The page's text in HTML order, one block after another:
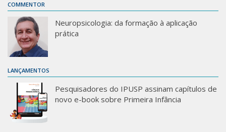
COMMENTOR
Neuropsicologia: da formação à aplicação
prática
LANÇAMENTOS
Pesquisadores do IPUSP assinam capítulos de
novo e-book sobre Primeira Infância